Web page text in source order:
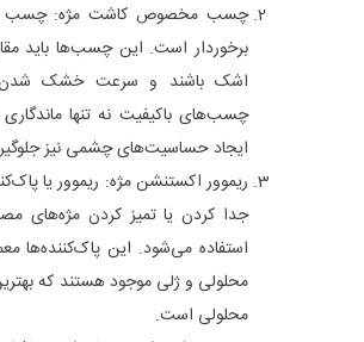
چسب مخصوص کاشت مژه: چسب
برخوردار است. این چسب‌ها باید
اشک باشند و سرعت خشک شدن
چسب‌های باکیفیت نه تنها ماندگاری
ایجاد حساسیت‌های چشمی نیز
ریموور اکستنشن مژه: ریموور یا
جدا کردن یا تمیز کردن مژه‌های
استفاده می‌شود. این پاک‌کننده‌ها
محلولی و ژلی موجود هستند که
محلولی است.